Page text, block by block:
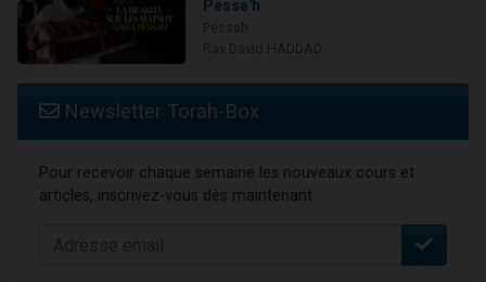
Pessa'h
Newsletter Torah-Box
Pour recevoir chaque semaine les nouveaux cours et
articles, inscrivez-vous dès maintenant :